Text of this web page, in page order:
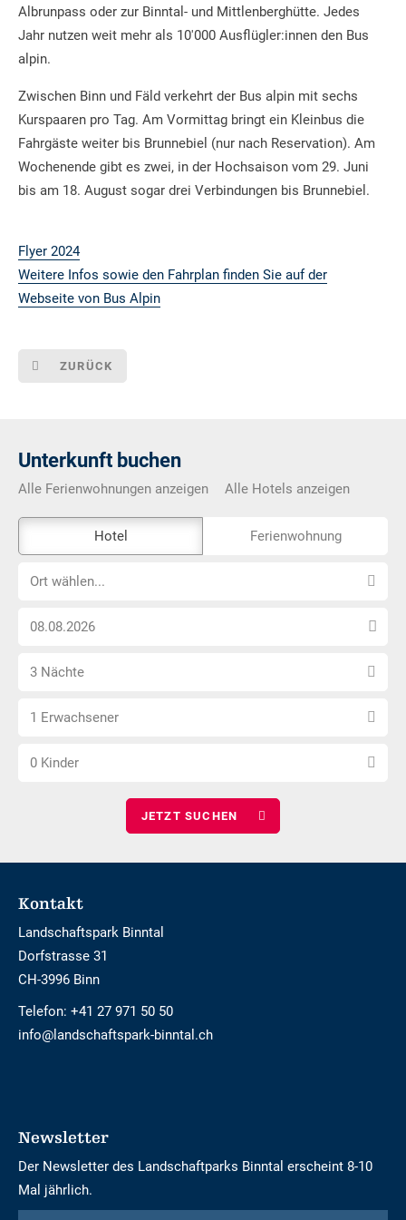
Albrunpass oder zur Binntal- und Mittlenberghütte. Jedes
Jahr nutzen weit mehr als 10'000 Ausflügler:innen den Bus
alpin.
Zwischen Binn und Fäld verkehrt der Bus alpin mit sechs
Kurspaaren pro Tag. Am Vormittag bringt ein Kleinbus die
Fahrgäste weiter bis Brunnebiel (nur nach Reservation). Am
Wochenende gibt es zwei, in der Hochsaison vom 29. Juni
bis am 18. August sogar drei Verbindungen bis Brunnebiel.
Flyer 2024
Weitere Infos sowie den Fahrplan finden Sie auf der
Webseite von Bus Alpin
ZURÜCK
Unterkunft buchen
Alle Ferienwohnungen anzeigen Alle Hotels anzeigen
Externe-
Buchungstool
nicht
Hotel Ferienwohnung
OrtOrt wählen...
Anreise
wählen
Anzahl
wählen
3 Nächte
Anzahl
wählen
1 Erwachsener
Anzahl
0 Kinder
Footer
Kontakt
Landschaftspark Binntal
Dorfstrasse 31
CH-3996 Binn
Telefon: +41 27 971 50 50
info@landschaftspark-binntal.ch
Newsletter
Der Newsletter des Landschaftparks Binntal erscheint 8-10
Mal jährlich.